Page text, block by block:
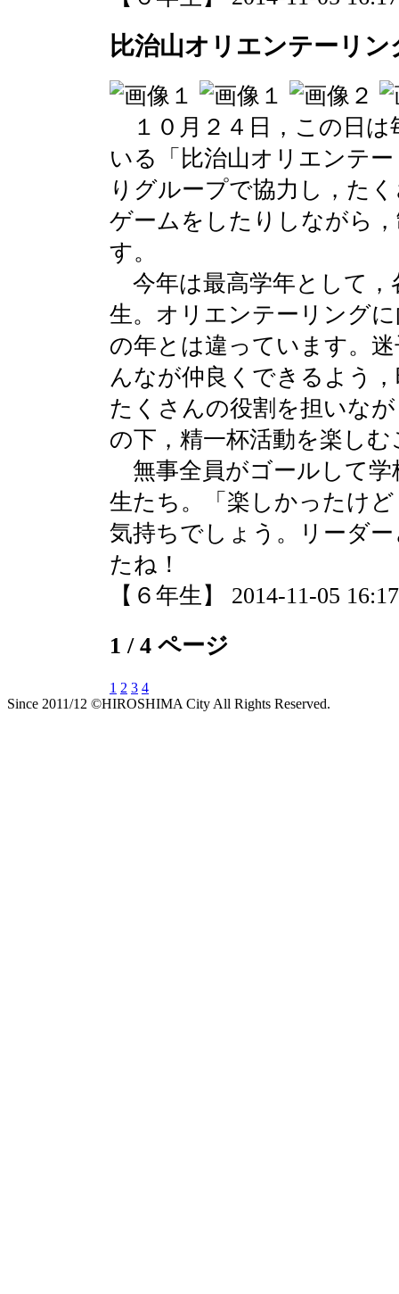
比治山オリエンテーリン
１０月２４日，この日は
いる「比治山オリエンテ
りグループで協力し，た
ゲームをしたりしながら
す。
今年は最高学年として，
生。オリエンテーリング
の年とは違っています。
んなが仲良くできるよう
たくさんの役割を担いな
の下，精一杯活動を楽し
無事全員がゴールして学
生たち。「楽しかったけ
気持ちでしょう。リーダ
たね！
【６年生】 2014-11-05
1 / 4 ページ
1 2 3 4
Since 2011/12 ©HIROSHIMA City All Rights Reserved.